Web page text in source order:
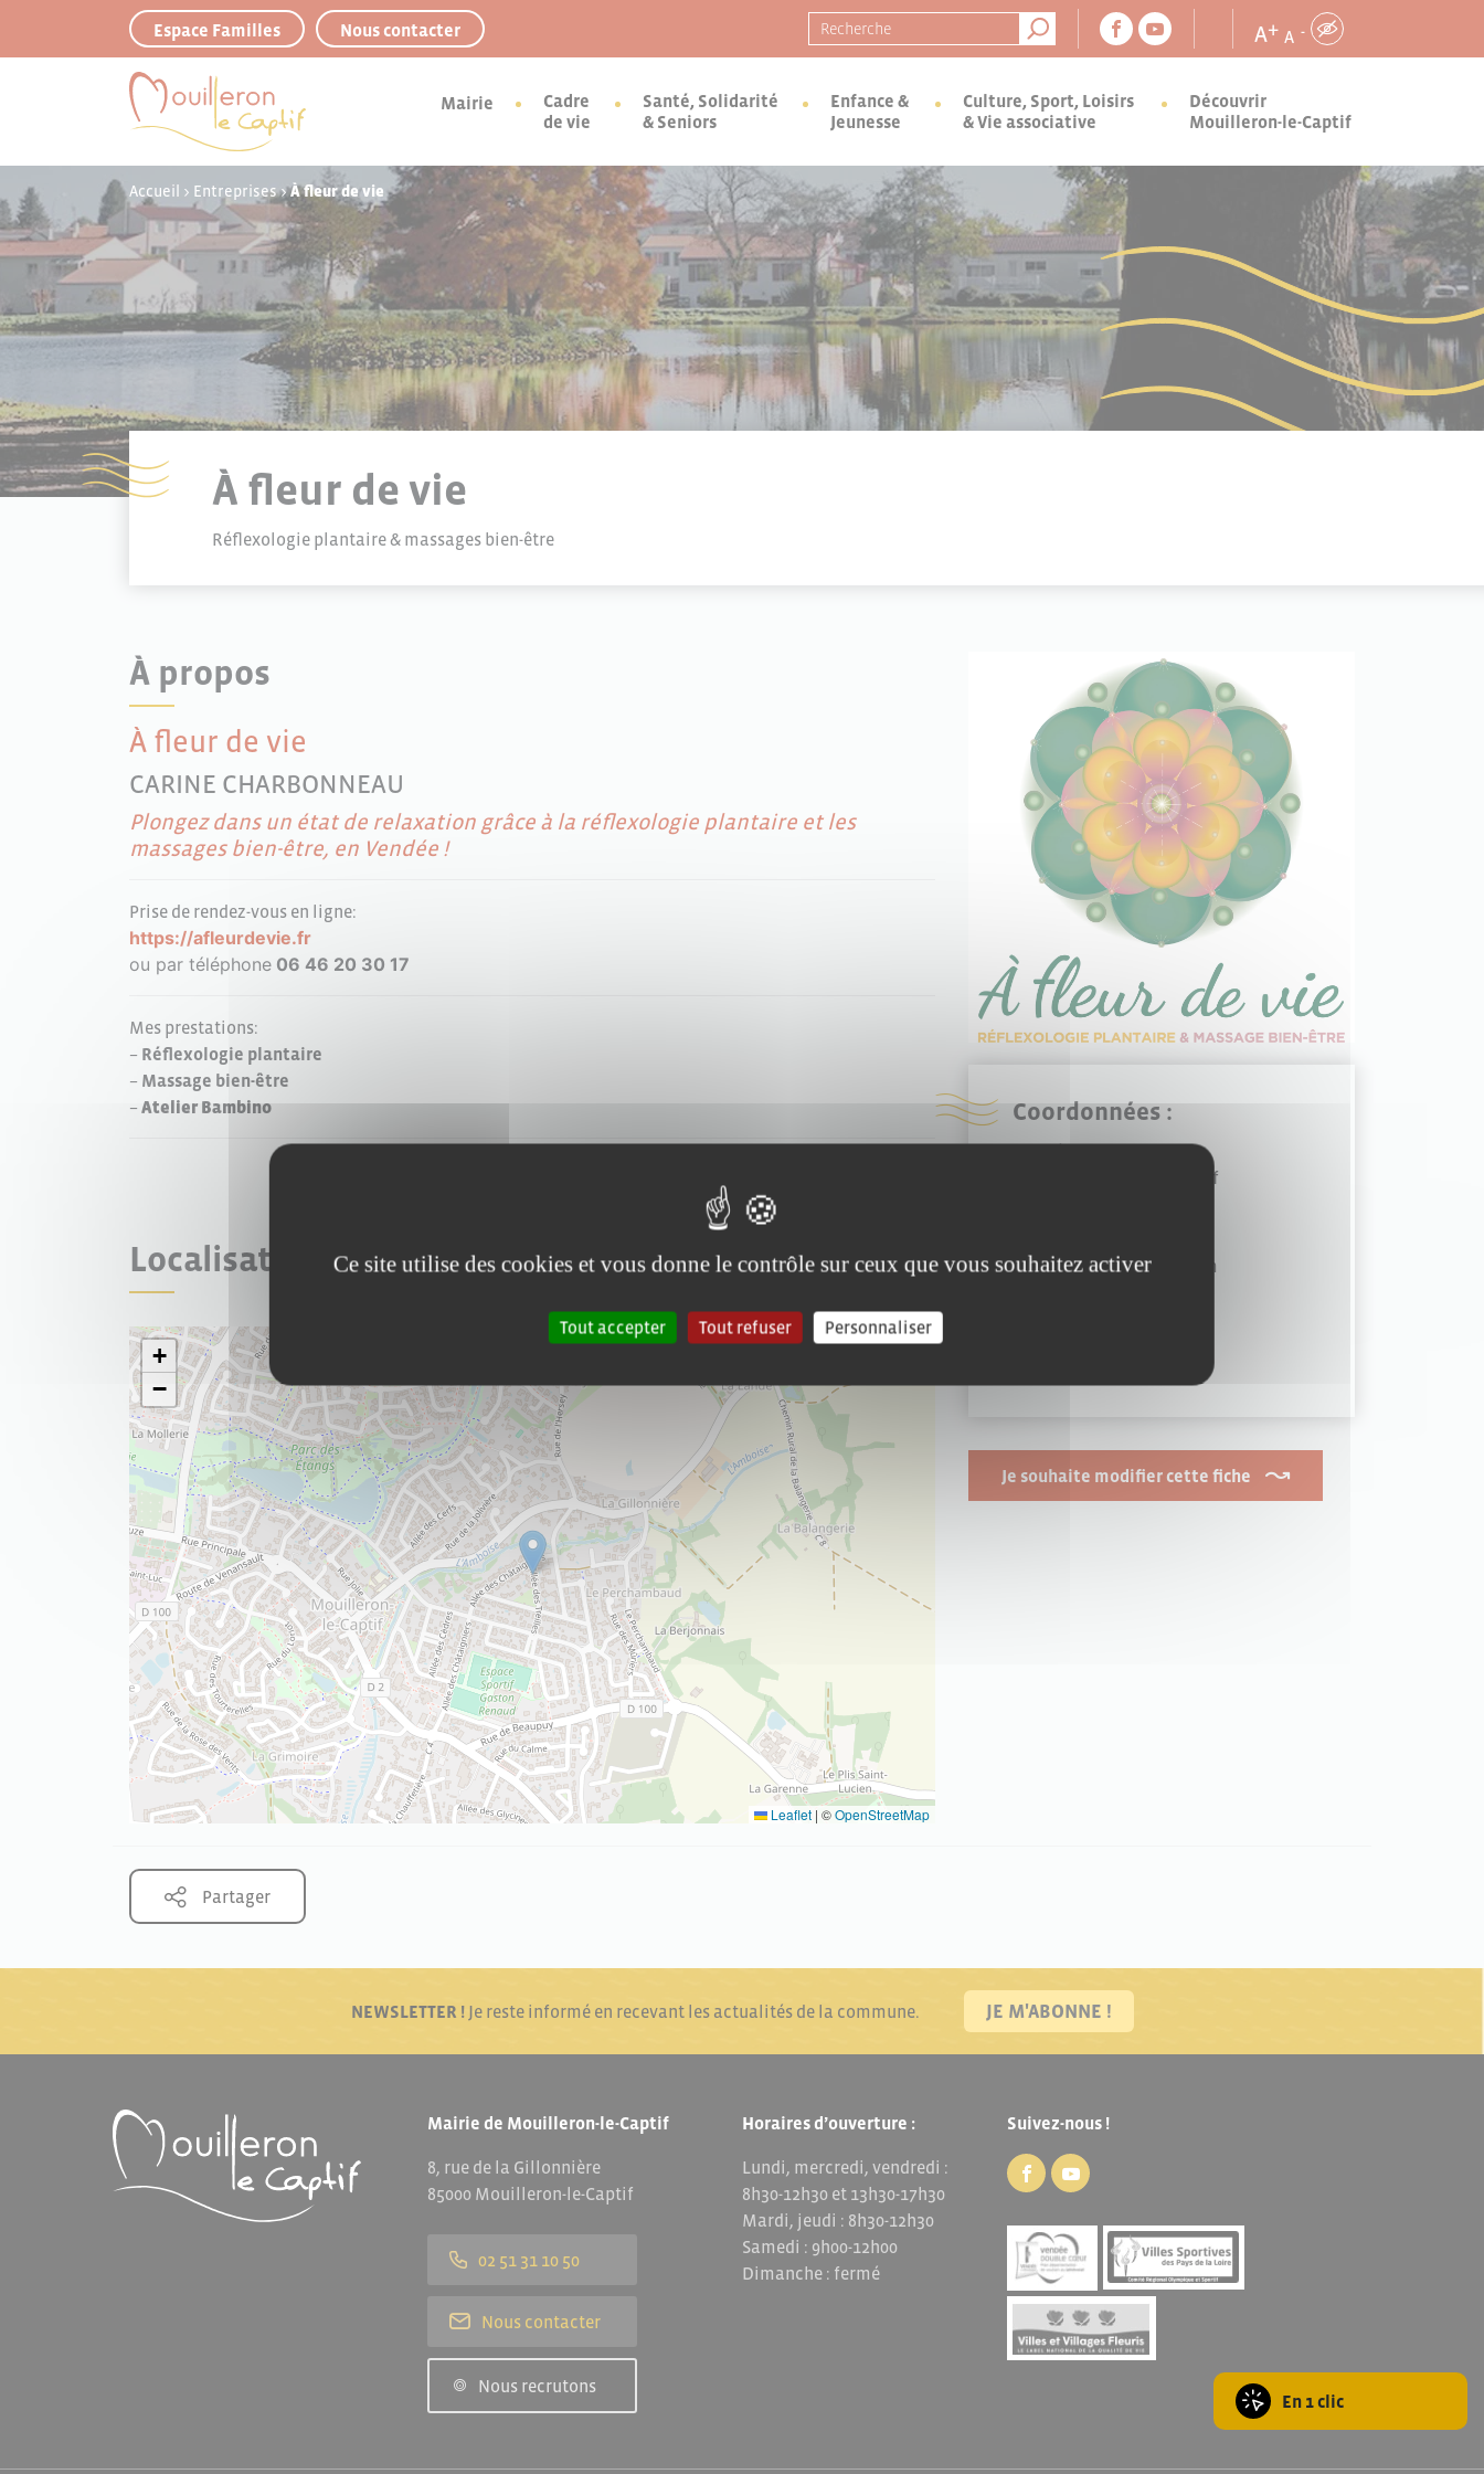
Espace Familles Nous contacter Recherche pour : A+ A -
Mairie
Cadre
de vie
Santé, Solidarité
& Seniors
Enfance &
Jeunesse
Culture, Sport, Loisirs
& Vie associative
Découvrir
Mouilleron-le-Captif
En 1 clic
Accueil > Entreprises>À fleur de vie
À fleur de vie
Réflexologie plantaire & massages bien-être
À propos
À fleur de vie
CARINE CHARBONNEAU
Plongez dans un état de relaxation grâce à la réflexologie plantaire et les
massages bien-être, en Vendée !
Prise de rendez-vous en ligne:
https://afleurdevie.fr
ou par téléphone 06 46 20 30 17
Mes prestations:
– Réflexologie plantaire
– Massage bien-être
– Atelier Bambino
Localisation
+
−
Leaflet | ©OpenStreetMap
Coordonnées :
41 allée des treilles
85000 Mouilleron-le-Captif
afleurdevie85@gmail.com
Je souhaite modifier cette fiche
Partager
NEWSLETTER !Je reste informé en recevant les actualités de la commune. JE M'ABONNE !
Mairie de Mouilleron-le-Captif
8, rue de la Gillonnière
85000 Mouilleron-le-Captif
02 51 31 10 50
Nous contacter
Nous recrutons
Horaires d’ouverture :
Lundi, mercredi, vendredi :
8h30-12h30 et 13h30-17h30
Mardi, jeudi : 8h30-12h30
Samedi : 9h00-12h00
Dimanche : fermé
Suivez-nous !
Panneau de gestion des cookies
Ce site utilise des cookies et vous donne le contrôle sur ceux que vous souhaitez activer
Tout accepter Tout refuser Personnaliser